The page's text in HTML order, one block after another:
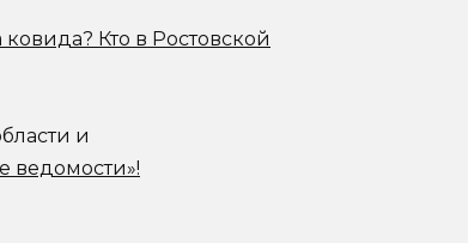
Кто в Ростовской
и
ведомости»!